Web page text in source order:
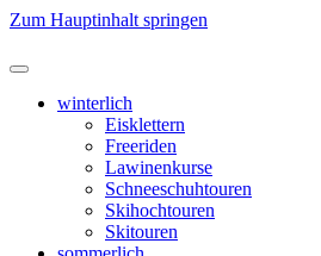
Zum Hauptinhalt springen
winterlich
Eisklettern
Freeriden
Lawinenkurse
Schneeschuhtouren
Skihochtouren
Skitouren